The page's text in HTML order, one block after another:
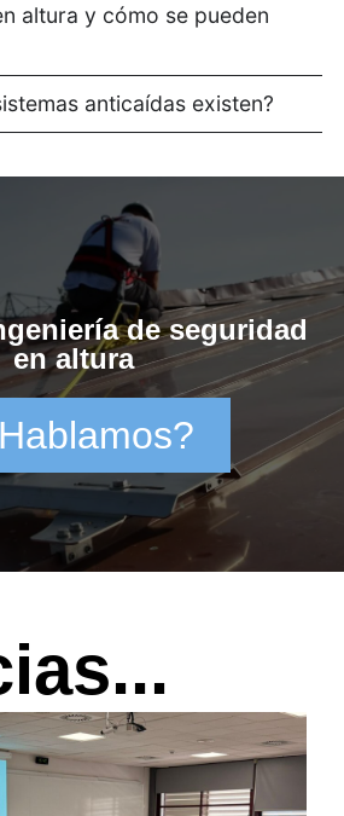
altura y cómo se pueden
anticaídas existen?
de seguridad
en altura